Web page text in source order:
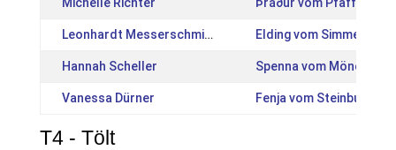
Leonhardt Messerschmidt Elding vom Simmeshof
Hannah Scheller Spenna vom Mönchhof
Vanessa Dürner Fenja vom Steinbuckel
T4 - Tölt